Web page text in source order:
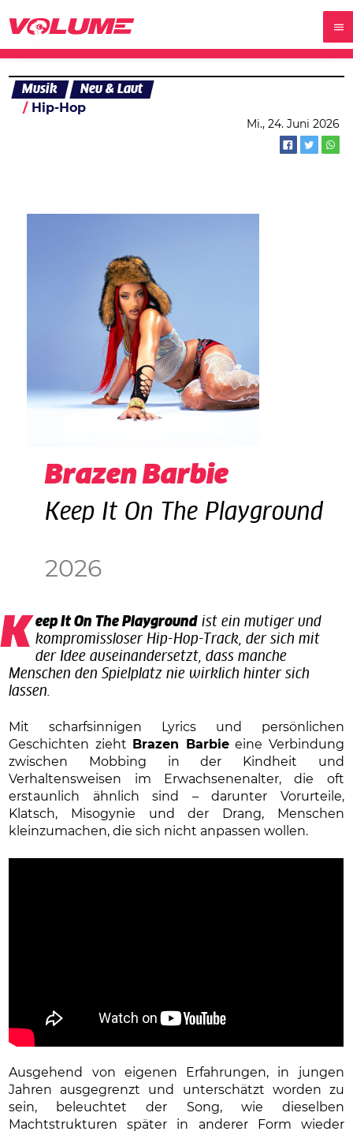
Musik
Neu & Laut
Hip-Hop
Mi., 24. Juni 2026
Brazen Barbie
Keep It On The Playground
2026
Keep It On The Playground ist ein mutiger und
kompromissloser Hip-Hop-Track, der sich mit
der Idee auseinandersetzt, dass manche
Menschen den Spielplatz nie wirklich hinter sich
lassen.
Mit scharfsinnigen Lyrics und persönlichen
Geschichten zieht
Brazen Barbieeine Verbindung
zwischen Mobbing in der Kindheit und
Verhaltensweisen im Erwachsenenalter, die oft
erstaunlich ähnlich sind – darunter Vorurteile,
Klatsch, Misogynie und der Drang, Menschen
kleinzumachen, die sich nicht anpassen wollen.
Ausgehend von eigenen Erfahrungen, in jungen
Jahren ausgegrenzt und unterschätzt worden zu
sein, beleuchtet der Song, wie dieselben
Machtstrukturen später in anderer Form wieder